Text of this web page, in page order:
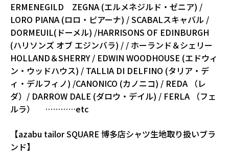
ERMENEGILD ZEGNA (エルメネジルド・ゼニア) /
LORO PIANA (ロロ・ピアーナ) / SCABALスキャバル /
DORMEUIL(ドーメル) /HARRISONS OF EDINBURGH
(ハリソンズ オブ エジンバラ) / / ホーランド＆シェリー
HOLLAND＆SHERRY / EDWIN WOODHOUSE (エドウィ
ン・ウッドハウス) / TALLIA DI DELFINO (タリア・デ
ィ・デルフィノ) /CANONICO (カノニコ) / REDA （レ
ダ）/ DARROW DALE (ダロウ・デイル) / FERLA （フェ
ルラ） …………etc
【azabu tailor SQUARE 博多店シャツ生地取り扱いブラ
ンド】